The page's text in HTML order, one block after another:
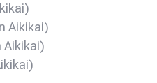
Aikikai)
Aikikai)